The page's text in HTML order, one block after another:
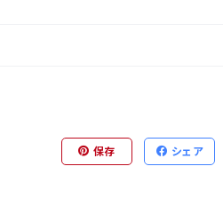
保存 シェア